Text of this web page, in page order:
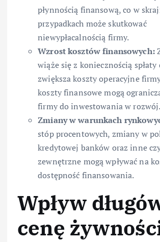
płynnością finansową, co w
przypadkach może skutkować
niewypłacalnością firmy.
Wzrost kosztów finansowych:
wiąże się z koniecznością spłaty
zwiększa koszty operacyjne
koszty finansowe mogą
firmy do inwestowania w rozwój.
Zmiany w warunkach
stóp procentowych, zmiany w
kredytowej banków oraz inne
zewnętrzne mogą wpływać na
dostępność finansowania.
Wpływ
cenę